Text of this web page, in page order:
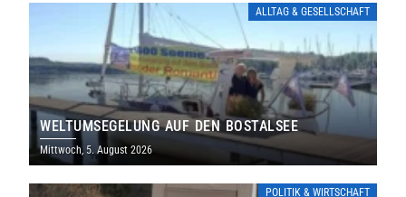
ALLTAG & GESELLSCHAFT
WELTUMSEGELUNG AUF DEN BOSTALSEE
Mittwoch, 5. August 2026
POLITIK & WIRTSCHAFT